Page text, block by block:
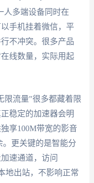
人多端设备同时在
手机挂着微信，平
不冲突。很多产品
线数量，实际用起
限流量"很多都藏着限
稳定的加速器会明
享100M带宽的影音
更关键的是智能分
速通道，访问
地出站，不影响正常